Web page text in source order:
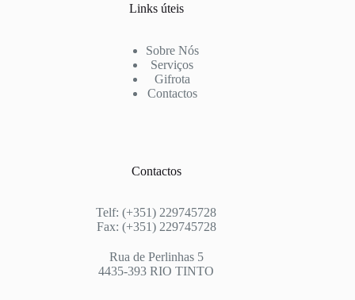
Links úteis
Sobre Nós
Serviços
Gifrota
Contactos
Contactos
Telf: (+351) 229745728
Fax: (+351) 229745728
Rua de Perlinhas 5
4435-393 RIO TINTO